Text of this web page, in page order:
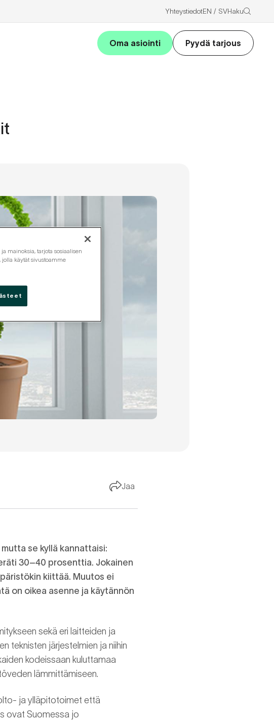
YhteystiedotEN SVHaku
Oma asiointi Pyydä tarjous
Jaa
se kyllä kannattaisi:
30–40 prosenttia. Jokainen
kiittää. Muutos ei
on oikea asenne ja käytännön
sekä eri laitteiden ja
teknisten järjestelmien ja niihin
kodeissaan kuluttamaa
lämmittämiseen.
ja ylläpitotoimet että
ovat Suomessa jo
mainoksia, tarjota sosiaalisen
jolla käytät sivustoamme